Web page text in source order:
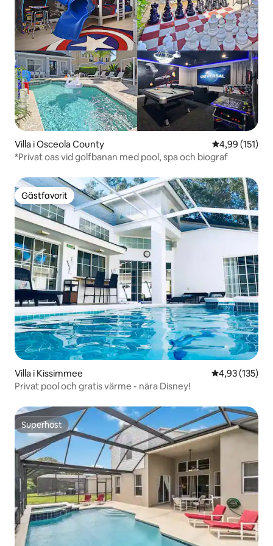
Villa i Osceola County 4,99 av 5 i
4,99 (151)
*Privat oas vid golfbanan med pool, spa och biograf
Gästfavorit
Gästfavorit
Villa i Kissimmee 4,93 av 5 i
4,93 (135)
Privat pool och gratis värme - nära Disney!
Superhost
Superhost